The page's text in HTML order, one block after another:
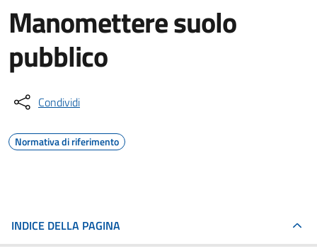
Manomettere suolo
pubblico
Condividi
Normativa di riferimento
INDICE DELLA PAGINA